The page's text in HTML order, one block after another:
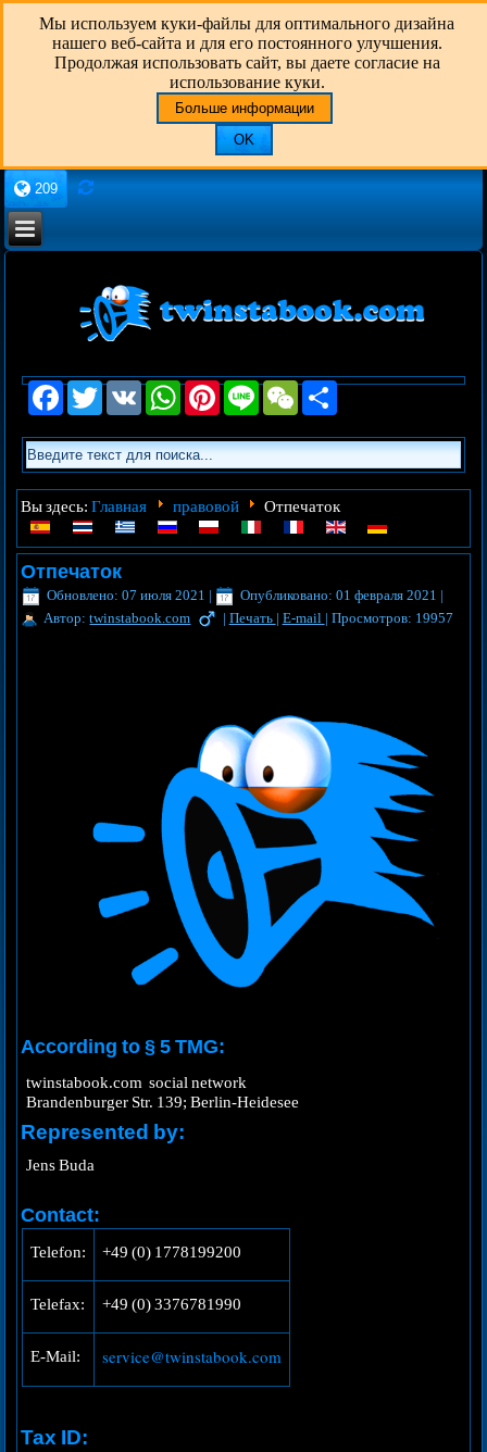
Мы используем куки-файлы для оптимального дизайна
нашего веб-сайта и для его постоянного улучшения.
Продолжая использовать сайт, вы даете согласие на
использование куки.
Больше информации
OK
209
Facebook
Twitter VK WhatsAppPinterestLine WeChat
Вы здесь:Главная правовой Oтпечаток
Oтпечаток
Обновлено: 07 июля 2021 | Опубликовано: 01 февраля 2021 |
Автор:twinstabook.com | Печать | E-mail | Просмотров: 19957
According to § 5 TMG:
twinstabook.com social network
Brandenburger Str. 139; Berlin-Heidesee
Represented by:
Jens Buda
Contact:
Telefon: +49 (0) 1778199200
Telefax: +49 (0) 3376781990
E-Mail: service@twinstabook.com
Tax ID: